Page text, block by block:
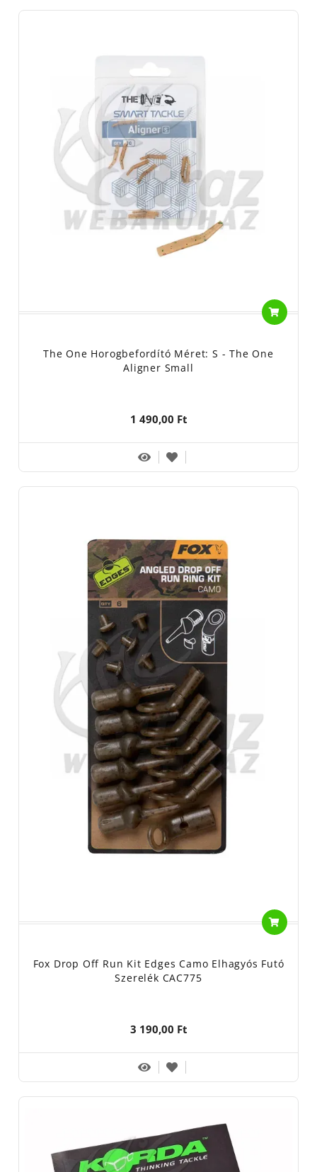
The One Horogbefordító Méret: S - The One
Aligner Small
1 490,00 Ft
Fox Drop Off Run Kit Edges Camo Elhagyós Futó
Szerelék CAC775
3 190,00 Ft